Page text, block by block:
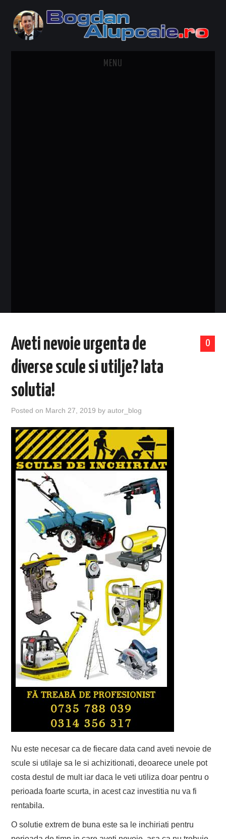
MENU
0
Aveti nevoie urgenta de
diverse scule si utilje? Iata
solutia!
Posted on March 27, 2019 byautor_blog
Nu este necesar ca de fiecare data cand aveti nevoie de
scule si utilaje sa le si achizitionati, deoarece unele pot
costa destul de mult iar daca le veti utiliza doar pentru o
perioada foarte scurta, in acest caz investitia nu va fi
rentabila.
O solutie extrem de buna este sa le inchiriati pentru